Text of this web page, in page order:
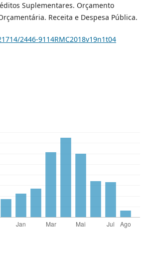
Suplementares. Orçamento
Receita e Despesa Pública.
2446-9114RMC2018v19n1t04